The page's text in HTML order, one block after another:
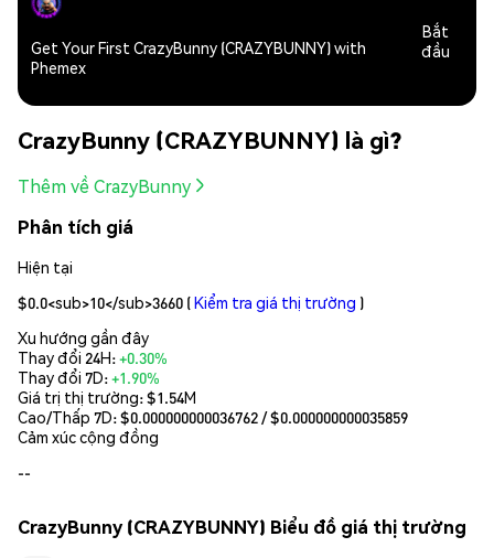
Get Your First CrazyBunny (CRAZYBUNNY) with
Phemex
Bắt
đầu
CrazyBunny (CRAZYBUNNY) là gì?
Thêm về CrazyBunny
Phân tích giá
Hiện tại
$0.0<sub>10</sub>3660 (Kiểm tra giá thị trường )
Xu hướng gần đây
Thay đổi 24H:+0.30%
Thay đổi 7D:+1.90%
Giá trị thị trường:$1.54M
Cao/Thấp 7D: $0.000000000036762 / $0.000000000035859
Cảm xúc cộng đồng
--
CrazyBunny (CRAZYBUNNY) Biểu đồ giá thị trường